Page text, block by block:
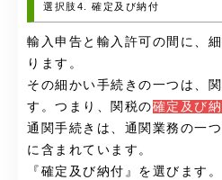
選択肢4. 確定及び納付
輸入申告と輸入許可の間に、
ります。
その細かい手続きの一つは、
す。つまり、関税の確定及び
通関手続きは、通関業務の一
に含まれています。
『確定及び納付』を選びます。